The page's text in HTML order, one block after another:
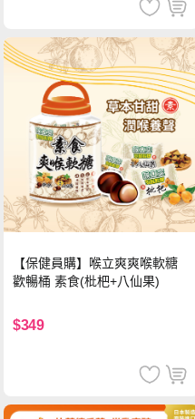
【保健員購】喉立爽爽喉軟糖
歡暢桶 素食(枇杷+八仙果)
$349